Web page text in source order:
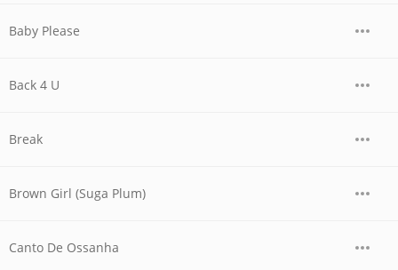
Baby Please
Back 4 U
Break
Brown Girl (Suga Plum)
Canto De Ossanha